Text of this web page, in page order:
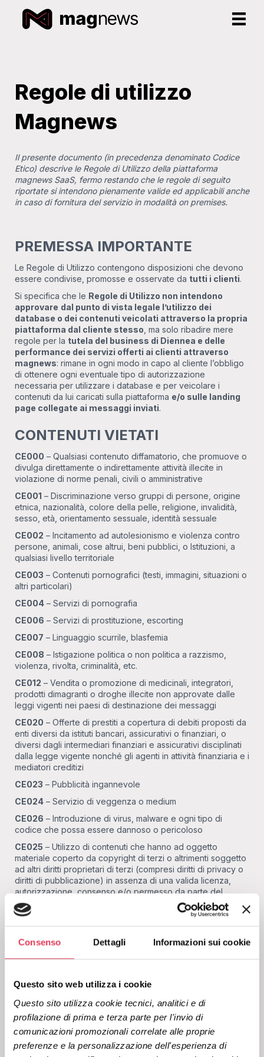
Consenso Dettagli Informazioni sui cookie
Questo sito web utilizza i cookie
Questo sito utilizza cookie tecnici, analitici e di
profilazione di prima e terza parte per l'invio di
comunicazioni promozionali correlate alle proprie
preferenze e la personalizzazione dell'esperienza di
Regole di utilizzo
Magnews
Il presente documento (in precedenza denominato Codice
Etico) descrive le Regole di Utilizzo della piattaforma
magnews SaaS, fermo restando che le regole di seguito
riportate si intendono pienamente valide ed applicabili anche
in caso di fornitura del servizio in modalità on premises.
PREMESSA IMPORTANTE
Le Regole di Utilizzo contengono disposizioni che devono
essere condivise, promosse e osservate da tutti i clienti.
Si specifica che le Regole di Utilizzo non intendono
approvare dal punto di vista legale l’utilizzo dei
database o dei contenuti veicolati attraverso la propria
piattaforma dal cliente stesso , ma solo ribadire mere
regole per la tutela del business di Diennea e delle
performance dei servizi offerti ai clienti attraverso
magnews: rimane in ogni modo in capo al cliente l’obbligo
di ottenere ogni eventuale tipo di autorizzazione
necessaria per utilizzare i database e per veicolare i
contenuti da lui caricati sulla piattaforma e/o sulle landing
page collegate ai messaggi inviati.
CONTENUTI VIETATI
CE000 – Qualsiasi contenuto diffamatorio, che promuove o
divulga direttamente o indirettamente attività illecite in
violazione di norme penali, civili o amministrative
CE001 – Discriminazione verso gruppi di persone, origine
etnica, nazionalità, colore della pelle, religione, invalidità,
sesso, età, orientamento sessuale, identità sessuale
CE002 – Incitamento ad autolesionismo e violenza contro
persone, animali, cose altrui, beni pubblici, o Istituzioni, a
qualsiasi livello territoriale
CE003 – Contenuti pornografici (testi, immagini, situazioni o
altri particolari)
CE004– Servizi di pornografia
CE006 – Servizi di prostituzione, escorting
CE007 – Linguaggio scurrile, blasfemia
CE008 – Istigazione politica o non politica a razzismo,
violenza, rivolta, criminalità, etc.
CE012 – Vendita o promozione di medicinali, integratori,
prodotti dimagranti o droghe illecite non approvate dalle
leggi vigenti nei paesi di destinazione dei messaggi
CE020 – Offerte di prestiti a copertura di debiti proposti da
enti diversi da istituti bancari, assicurativi o finanziari, o
diversi dagli intermediari finanziari e assicurativi disciplinati
dalla legge vigente nonché gli agenti in attività finanziaria e i
mediatori creditizi
CE023 – Pubblicità ingannevole
CE024– Servizio di veggenza o medium
CE026 – Introduzione di virus, malware e ogni tipo di
codice che possa essere dannoso o pericoloso
CE025 – Utilizzo di contenuti che hanno ad oggetto
materiale coperto da copyright di terzi o altrimenti soggetto
ad altri diritti proprietari di terzi (compresi diritti di privacy o
diritti di pubblicazione) in assenza di una valida licenza,
autorizzazione, consenso e/o permesso da parte del
legittimo titolare (o licenziante)
CE027
– Qualsiasi attività promozionale contenente segni
artefatti, modificati e/o idonei a creare un rischio di
permesso all’uso legittimo dei medesimi da parte dei
legittimi titolari (o licenzianti) dei relativi diritti morali e di
sfruttamento economico
– Messaggio non riconducibile al consenso
CE052– Messaggio con mittente/alias e/o oggetto generici
tali da non identificare la persona fisica o giuridica per